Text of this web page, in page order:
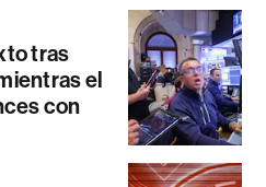
tras
el
con